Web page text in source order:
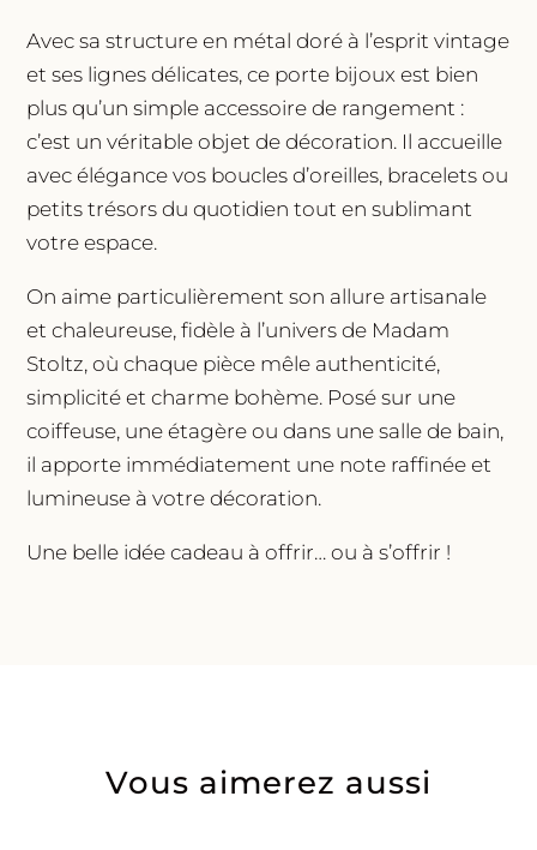
Avec sa structure en métal doré à l’esprit vintage
et ses lignes délicates, ce porte bijoux est bien
plus qu’un simple accessoire de rangement :
c’est un véritable objet de décoration. Il accueille
avec élégance vos boucles d’oreilles, bracelets ou
petits trésors du quotidien tout en sublimant
votre espace.
On aime particulièrement son allure artisanale
et chaleureuse, fidèle à l’univers de Madam
Stoltz, où chaque pièce mêle authenticité,
simplicité et charme bohème. Posé sur une
coiffeuse, une étagère ou dans une salle de bain,
il apporte immédiatement une note raffinée et
lumineuse à votre décoration.
Une belle idée cadeau à offrir… ou à s’offrir !
Vous aimerez aussi